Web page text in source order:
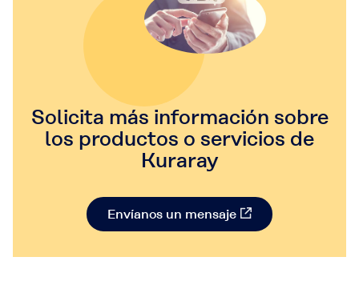
Solicita más información sobre
los productos o servicios de
Kuraray​
Envíanos un mensaje​